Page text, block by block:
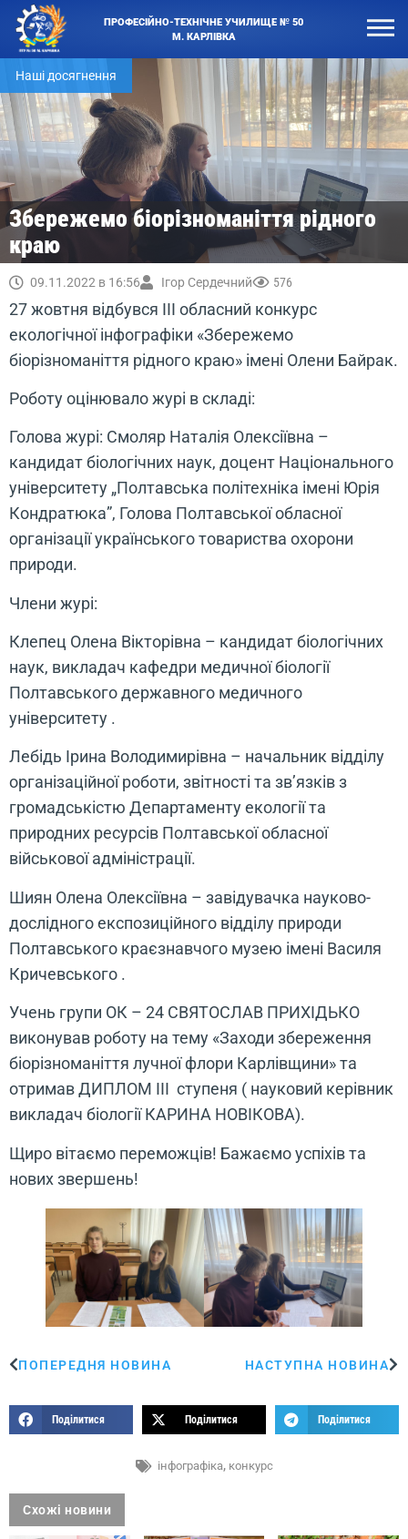
ПРОФЕСІЙНО-ТЕХНІЧНЕ УЧИЛИЩЕ № 50
М. КАРЛІВКА
Наші досягнення
Збережемо біорізноманіття рідного
краю
09.11.2022 в 16:56 Ігор Сердечний 576
27 жовтня відбувся ІІІ обласний конкурс
екологічної інфографіки «Збережемо
біорізноманіття рідного краю» імені Олени Байрак.
Роботу оцінювало журі в складі:
Голова журі: Смоляр Наталія Олексіївна –
кандидат біологічних наук, доцент Національного
університету „Полтавська політехніка імені Юрія
Кондратюка”, Голова Полтавської обласної
організації українського товариства охорони
природи.
Члени журі:
Клепец Олена Вікторівна – кандидат біологічних
наук, викладач кафедри медичної біології
Полтавського державного медичного
університету .
Лебідь Ірина Володимирівна – начальник відділу
організаційної роботи, звітності та зв’язків з
громадськістю Департаменту екології та
природних ресурсів Полтавської обласної
військової адміністрації.
Шиян Олена Олексіївна – завідувачка науково-
дослідного експозиційного відділу природи
Полтавського краєзнавчого музею імені Василя
Кричевського .
Учень групи ОК – 24 СВЯТОСЛАВ ПРИХІДЬКО
виконував роботу на тему «Заходи збереження
біорізноманіття лучної флори Карлівщини» та
отримав ДИПЛОМ III ступеня ( науковий керівник
викладач біології КАРИНА НОВІКОВА).
Щиро вітаємо переможців! Бажаємо успіхів та
нових звершень!
ПОПЕРЕДНЯ НОВИНА НАСТУПНА НОВИНА
Поділитися Поділитися Поділитися
інфографіка, конкурс
Схожі новини